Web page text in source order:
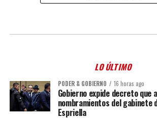
LO ÚLTIMO
PODER & GOBIERNO 16 horas ago
Gobierno expide decreto que
nombramientos del gabinete
Espriella